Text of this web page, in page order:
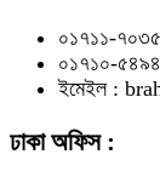
০১৭১১-
০১৭১০-
ইমেইল :
ঢাকা অফিস :